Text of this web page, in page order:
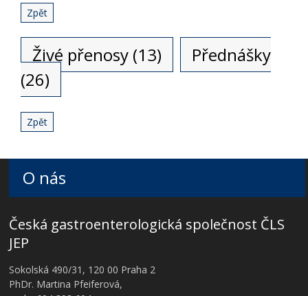
Zpět
Živé přenosy (13)
Přednášky
(26)
Zpět
O nás
Česká gastroenterologická společnost ČLS
JEP
Sokolská 490/31, 120 00 Praha 2
PhDr. Martina Pfeiferová,